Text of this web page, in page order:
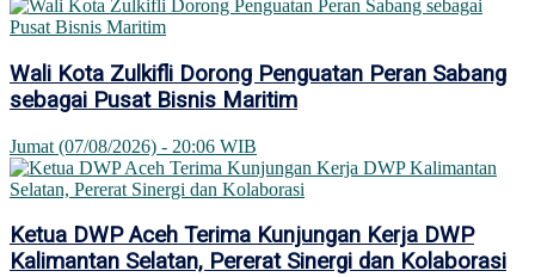
Wali Kota Zulkifli Dorong Penguatan Peran Sabang
sebagai Pusat Bisnis Maritim
Jumat (07/08/2026) - 20:06 WIB
Ketua DWP Aceh Terima Kunjungan Kerja DWP
Kalimantan Selatan, Pererat Sinergi dan Kolaborasi